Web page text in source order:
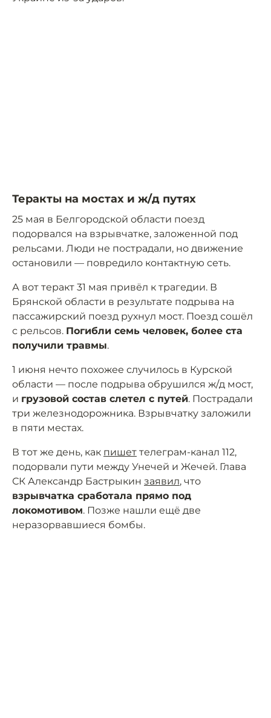
Теракты на мостах и ж/д путях
25 мая в Белгородской области поезд
подорвался на взрывчатке, заложенной под
рельсами. Люди не пострадали, но движение
остановили — повредило контактную сеть.
А вот теракт 31 мая привёл к трагедии. В
Брянской области в результате подрыва на
пассажирский поезд рухнул мост. Поезд сошёл
с рельсов. Погибли семь человек, более ста
получили травмы.
1 июня нечто похожее случилось в Курской
области — после подрыва обрушился ж/д мост,
и грузовой состав слетел с путей. Пострадали
три железнодорожника. Взрывчатку заложили
в пяти местах.
В тот же день, как пишет телеграм-канал 112,
подорвали пути между Унечей и Жечей. Глава
СК Александр Бастрыкин заявил, что
взрывчатка сработала прямо под
локомотивом. Позже нашли ещё две
неразорвавшиеся бомбы.